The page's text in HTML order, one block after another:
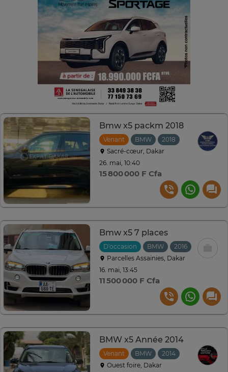
Bmw x5 packm 2018
Venant BMW 2018
Automatique
Sacré-cœur, Dakar
26. mai, 10:40
15 800 000 F Cfa
Bmw x5 7 places
D'occasion BMW 2016
Parcelles Assainies, Dakar
16. mai, 13:45
11 500 000 F Cfa
BMW x5 Année 2014
Venant BMW 2014
Automatique
Ouest foire, Dakar